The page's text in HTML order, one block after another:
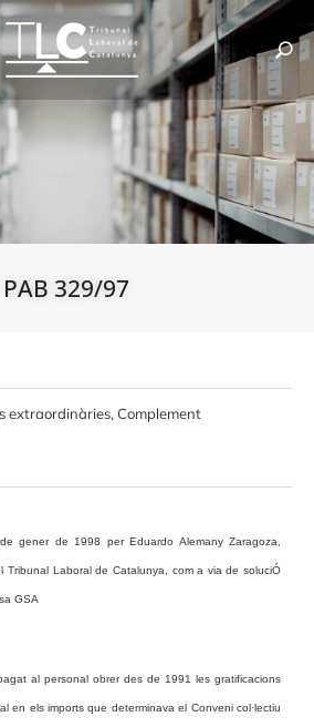
PAB 329/97
extraordinàries, Complement
gener de 1998 per Eduardo Alemany Zaragoza,
Tribunal Laboral de Catalunya, com a via de soluciÓ
GSA
al personal obrer des de 1991 les gratificacions
en els imports que determinava el Conveni col·lectiu